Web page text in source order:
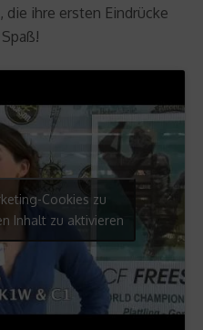
ihre ersten Eindrücke
Cookies zu
Inhalt zu aktivieren